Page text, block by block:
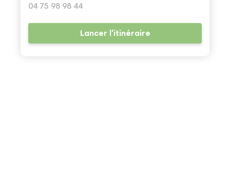
04 75 98 98 44
Lancer l'itinéraire